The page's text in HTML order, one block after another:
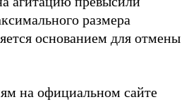
размера
основанием для отмены
на официальном сайте